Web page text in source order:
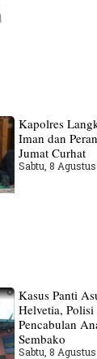
Kapolres
Iman dan
Jumat Curhat
Sabtu, 8
Kasus Panti
Helvetia,
Pencabulan
Sembako
Sabtu, 8